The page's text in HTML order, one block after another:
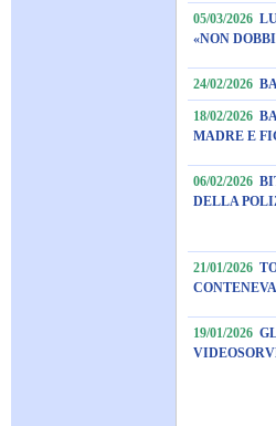
05/03/2026
«NON
24/02/2026
18/02/2026
MADRE E
06/02/2026
DELLA
21/01/2026
19/01/2026